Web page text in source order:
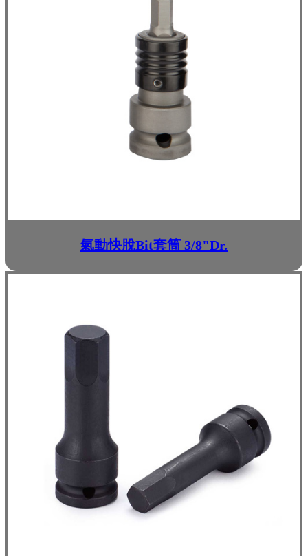
氣動快脫Bit套筒 3/8"Dr.